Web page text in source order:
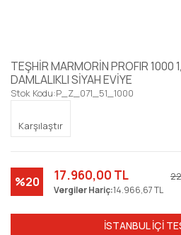
TEŞHİR MARMORİN PROFIR 1000
DAMLALIKLI SİYAH EVİYE
Stok Kodu:P_Z_071_51_1000
Karşılaştır
%20 17.960,00 TL
Vergiler Hariç:14.966,67 TL
İSTANBUL İÇİ